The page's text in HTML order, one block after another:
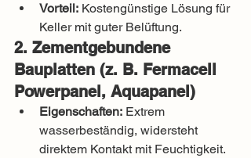
Vorteil: Kostengünstige Lösung für
Keller mit guter Belüftung.
2. Zementgebundene
Bauplatten (z. B. Fermacell
Powerpanel, Aquapanel)
Eigenschaften: Extrem
wasserbeständig, widersteht
direktem Kontakt mit Feuchtigkeit.